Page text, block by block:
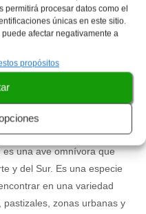
permitirá procesar datos como el
únicas en este sitio.
afectar negativamente a
propósitos
Zanate
es una ave omnívora que
y del Sur. Es una especie
en una variedad
zonas urbanas y